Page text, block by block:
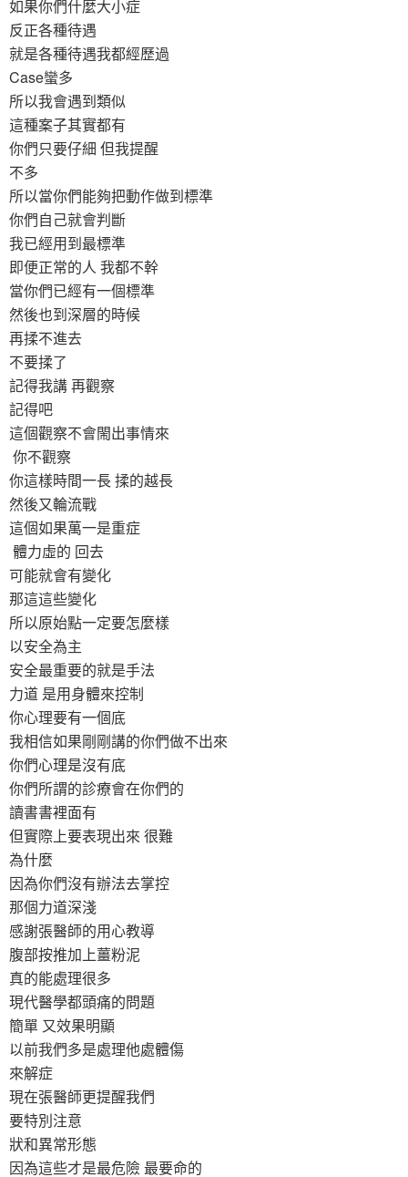
如果你們什麼大小症
反正各種待遇
就是各種待遇我都經歷過
Case蠻多
所以我會遇到類似
這種案子其實都有
你們只要仔細 但我提醒
不多
所以當你們能夠把動作做到標準
你們自己就會判斷
我已經用到最標準
即便正常的人 我都不幹
當你們已經有一個標準
然後也到深層的時候
再揉不進去
不要揉了
記得我講 再觀察
記得吧
這個觀察不會閙出事情來
你不觀察
你這樣時間一長 揉的越長
然後又輪流戰
這個如果萬一是重症
體力虛的 回去
可能就會有變化
那這這些變化
所以原始點一定要怎麼樣
以安全為主
安全最重要的就是手法
力道 是用身體來控制
你心理要有一個底
我相信如果剛剛講的你們做不出來
你們心理是沒有底
你們所謂的診療會在你們的
讀書書裡面有
但實際上要表現出來 很難
為什麼
因為你們沒有辦法去掌控
那個力道深淺
感謝張醫師的用心教導
腹部按推加上薑粉泥
真的能處理很多
現代醫學都頭痛的問題
簡單 又效果明顯
以前我們多是處理他處體傷
來解症
現在張醫師更提醒我們
要特別注意
狀和異常形態
因為這些才是最危險 最要命的